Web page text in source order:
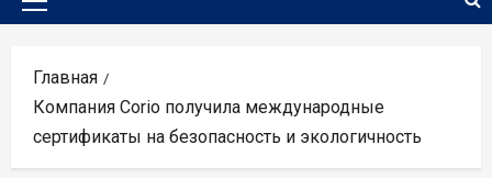
Основное
Главная
Компания Corio получила международные
сертификаты на безопасность и экологичность